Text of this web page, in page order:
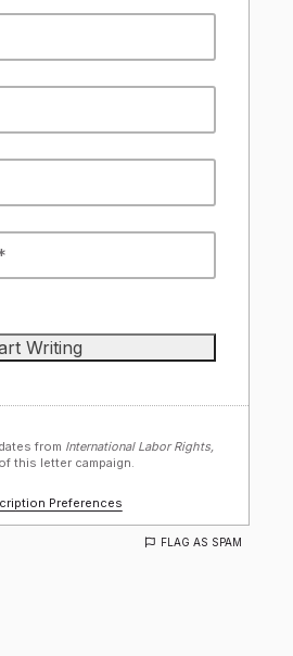
from International Labor Rights,
this letter campaign.
Preferences
FLAG AS SPAM